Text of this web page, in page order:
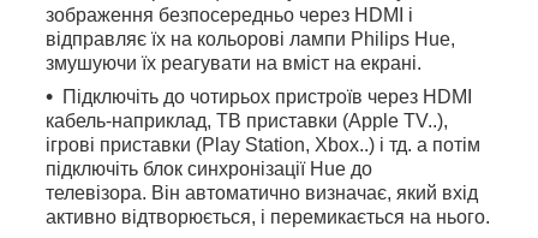
зображення безпосередньо через HDMI і
відправляє їх на кольорові лампи Philips Hue,
змушуючи їх реагувати на вміст на екрані.
Підключіть до чотирьох пристроїв через HDMI
кабель-наприклад, ТВ приставки (Apple TV..),
ігрові приставки (Play Station, Xbox..) і тд. а потім
підключіть блок синхронізації Hue до
телевізора. Він автоматично визначає, який вхід
активно відтворюється, і перемикається на нього.